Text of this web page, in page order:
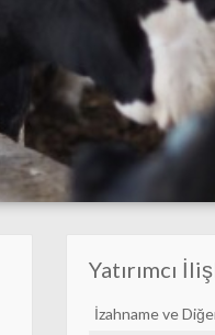
Yatırımcı
İzahname ve